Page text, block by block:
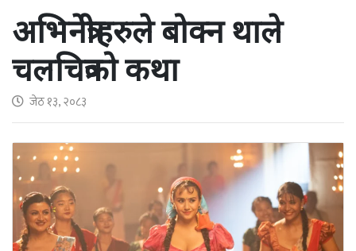
अभिनेत्रीहरुले बोक्न थाले
चलचित्रको कथा
जेठ १३, २०८३